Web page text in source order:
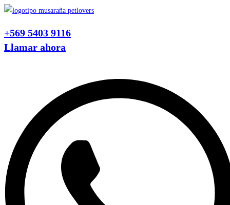
Ir
contenido
+569 5403 9116
Llamar ahora